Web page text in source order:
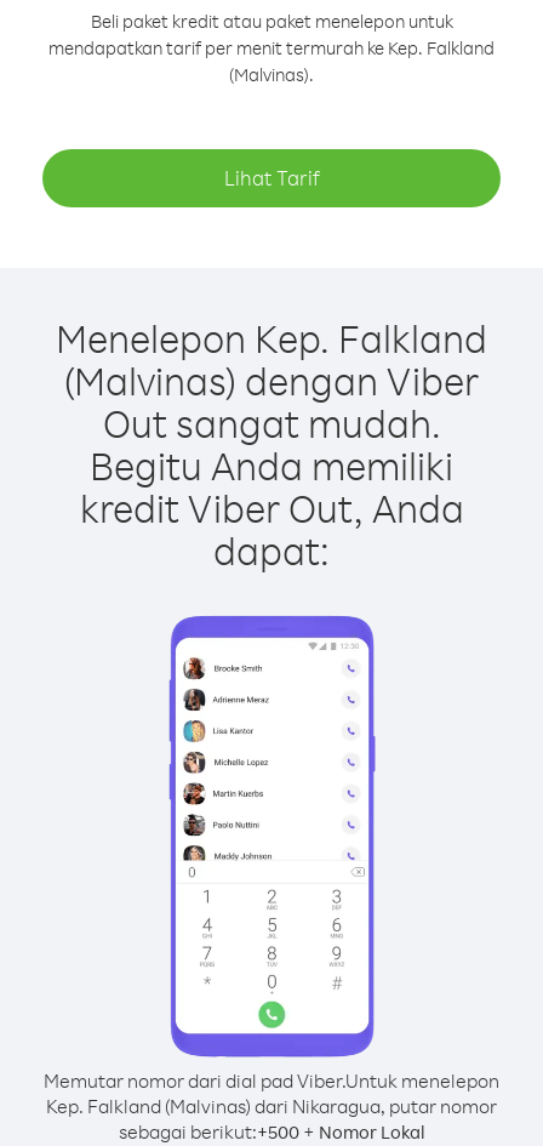
Beli paket kredit atau paket menelepon untuk
mendapatkan tarif per menit termurah ke Kep. Falkland
(Malvinas).
Lihat Tarif
Menelepon Kep. Falkland
(Malvinas) dengan Viber
Out sangat mudah.
Begitu Anda memiliki
kredit Viber Out, Anda
dapat:
Memutar nomor dari dial pad Viber.Untuk menelepon
Kep. Falkland (Malvinas) dari Nikaragua, putar nomor
sebagai berikut:+500+ Nomor Lokal